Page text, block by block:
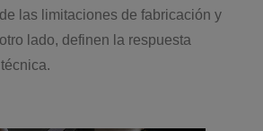
las limitaciones de fabricación y
lado, definen la respuesta